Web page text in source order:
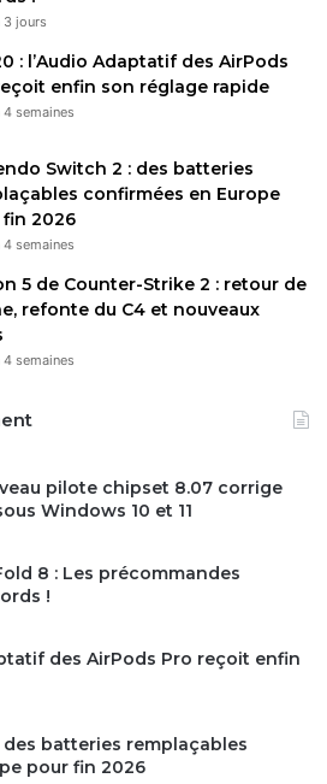
3 jours
: l’Audio Adaptatif des AirPods
enfin son réglage rapide
4 semaines
Switch 2 : des batteries
confirmées en Europe
2026
4 semaines
5 de Counter-Strike 2 : retour de
refonte du C4 et nouveaux
4 semaines
pilote chipset 8.07 corrige
Windows 10 et 11
8 : Les précommandes
!
des AirPods Pro reçoit enfin
batteries remplaçables
pour fin 2026